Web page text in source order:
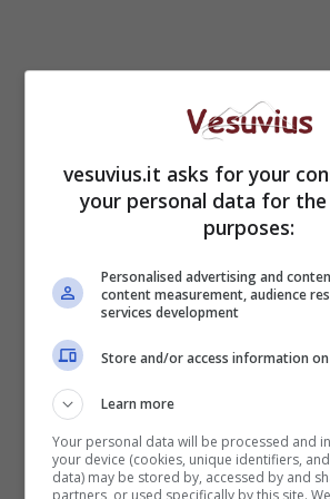
vesuvius.it asks for your
your personal data for
purposes:
Personalised advertising and
content measurement, audience
services development
Store and/or access information on
Learn more
Your personal data will be processed and
your device (cookies, unique identifiers,
data) may be stored by, accessed by and
partners, or used specifically by this site.